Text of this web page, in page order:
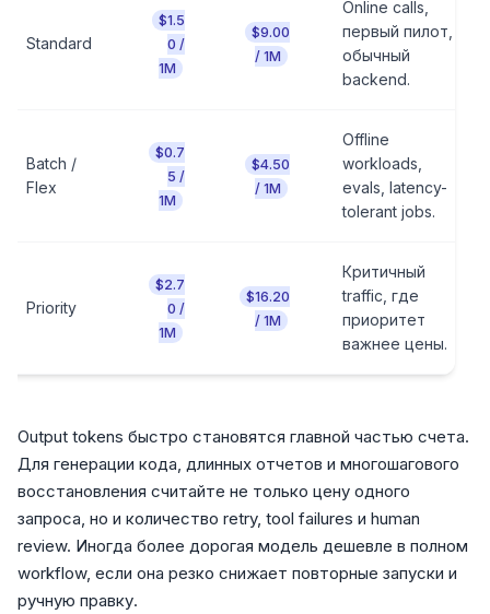
Standard
$1.5
0 /
1M
$9.00
/ 1M
Online calls,
первый пилот,
обычный
backend.
Batch /
Flex
$0.7
5 /
1M
$4.50
/ 1M
Offline
workloads,
evals, latency-
tolerant jobs.
Priority
$2.7
0 /
1M
$16.20
/ 1M
Критичный
traffic, где
приоритет
важнее цены.
Output tokens быстро становятся главной частью счета.
Для генерации кода, длинных отчетов и многошагового
восстановления считайте не только цену одного
запроса, но и количество retry, tool failures и human
review. Иногда более дорогая модель дешевле в полном
workflow, если она резко снижает повторные запуски и
ручную правку.